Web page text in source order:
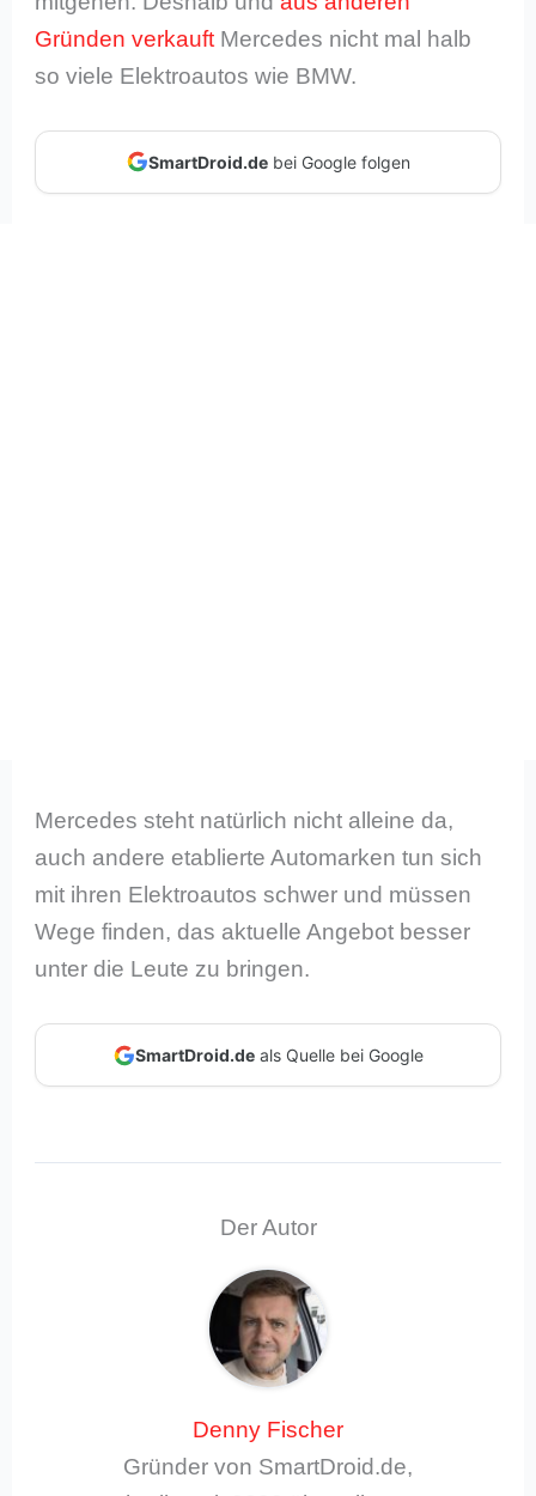
Gründen verkauft Mercedes nicht mal halb
so viele Elektroautos wie BMW.
SmartDroid.debei Google folgen
Mercedes steht natürlich nicht alleine da,
auch andere etablierte Automarken tun sich
mit ihren Elektroautos schwer und müssen
Wege finden, das aktuelle Angebot besser
unter die Leute zu bringen.
SmartDroid.deals Quelle bei Google
Der Autor
Denny Fischer
Gründer von SmartDroid.de,